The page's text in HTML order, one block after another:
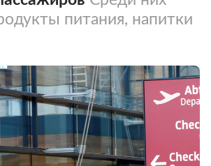
питания, напитки